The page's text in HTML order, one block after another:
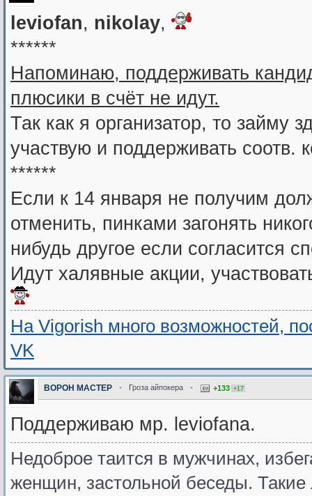
leviofan, nikolay,
******
Напоминаю, поддерживать
плюсики в счёт не идут.
Так как я организатор, то займу
участвую и поддерживать соотв.
******
Если к 14 января не получим
отменить, пинками загонять
нибудь другое если согласится
Идут халявные акции,
На Vigorish много возможностей,
VK
BOPOH MACTEP • Гроза айпокера • +133 +17
Поддерживаю мр. leviofanа.
Недоброе таится в мужчинах,
женщин, застольной беседы.